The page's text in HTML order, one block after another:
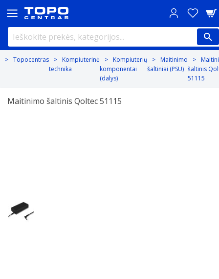
Topocentras
Kompiuterinė
technika
Kompiuterių
komponentai
(dalys)
Maitinimo
šaltiniai (PSU) šaltinis
51115
Maitinimo šaltinis Qoltec 51115